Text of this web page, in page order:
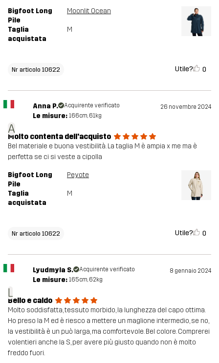
Bigfoot Long
Pile
Moonlit Ocean
Taglia
acquistata
M
Nr articolo 10622 Utile? 0
A
Anna P. Acquirente verificato 26 novembre 2024
Le misure: 166cm, 61kg
Molto contenta dell'acquisto
Bel materiale e buona vestibilità. La taglia M è ampia x me ma è
perfetta se ci si veste a cipolla
Bigfoot Long
Pile
Peyote
Taglia
acquistata
M
Nr articolo 10622 Utile? 0
L
Lyudmyla S. Acquirente verificato 8 gennaio 2024
Le misure: 165cm, 62kg
Bello e caldo
Molto soddisfatta, tessuto morbido, la lunghezza del capo ottima.
Ho preso la M ed è riesco a mettere un maglione intermedio, se no,
la vestibilità è un può larga, ma comfortevole. Bel colore. Comprerei
volentieri anche la S, per avere più giusto quando non è molto
freddo fuori.